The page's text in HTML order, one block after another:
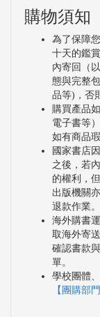
購物須知
為了保障
十天的鑑
內寄回（
態與完整
品等)，否
購買產品
電子書等
如有商品
國家書店
之後，若
的權利，
出版機關
退款作業。
海外購書
取海外寄
確認書款
單。
學校團體
【團購部門